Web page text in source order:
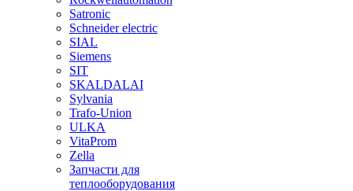
Satronic
Schneider electric
SIAL
Siemens
SIT
SKALDALAI
Sylvania
Trafo-Union
ULKA
VitaProm
Zella
Запчасти для
теплооборудования